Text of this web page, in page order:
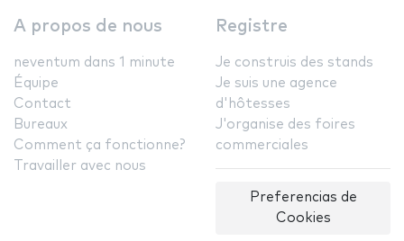
A propos de nous
neventum dans 1 minute
Équipe
Contact
Bureaux
Comment ça fonctionne?
Travailler avec nous
Registre
Je construis des stands
Je suis une agence
d'hôtesses
J'organise des foires
commerciales
Preferencias de
Cookies